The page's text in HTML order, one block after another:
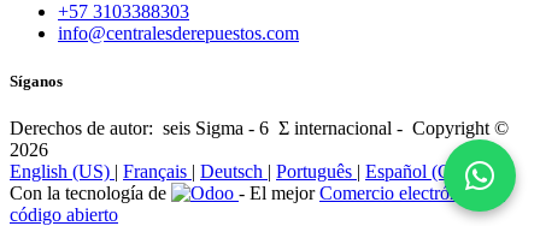
+57 3103388303
info@centralesderepuestos.com
Síganos
Derechos de autor: seis Sigma - 6 Σ internacional - Copyright ©
2026
English (US) | Français | Deutsch | Português | Español (CO)
Con la tecnología de
- El mejorComercio electrónico de
código abierto